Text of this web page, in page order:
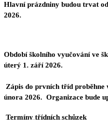
Hlavní prázdniny budou trvat
2026.
Období školního vyučování ve
úterý 1. září 2026.
Zápis do prvních tříd proběhne
února 2026. Organizace bude
Termíny třídních schůzek